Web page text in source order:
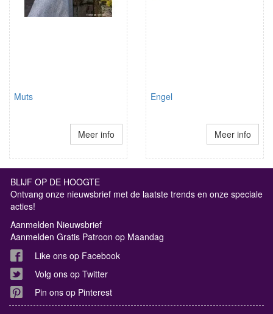
Muts
Meer info
Engel
Meer info
BLIJF OP DE HOOGTE
Ontvang onze nieuwsbrief met de laatste trends en onze speciale
acties!
Aanmelden Nieuwsbrief
Aanmelden Gratis Patroon op Maandag
Like ons op Facebook
Volg ons op Twitter
Pin ons op Pinterest